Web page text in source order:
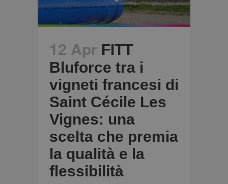
12 Apr FITT
Bluforce tra i
vigneti francesi di
Saint Cécile Les
Vignes: una
scelta che premia
la qualità e la
flessibilità